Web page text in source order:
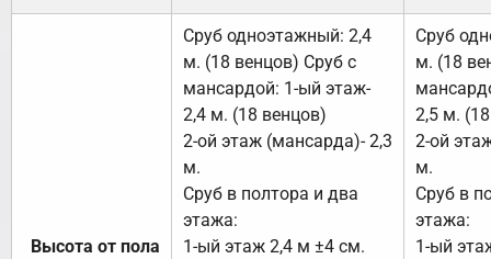
Высота от пола
Сруб одноэтажный: 2,4
м. (18 венцов) Сруб с
мансардой: 1-ый этаж-
2,4 м. (18 венцов)
2-ой этаж (мансарда)- 2,3
м.
Сруб в полтора и два
этажа:
1-ый этаж 2,4 м ±4 см.
Сруб
м. (18
2,5 м.
2-ой
м.
Сруб в
этажа:
1-ый